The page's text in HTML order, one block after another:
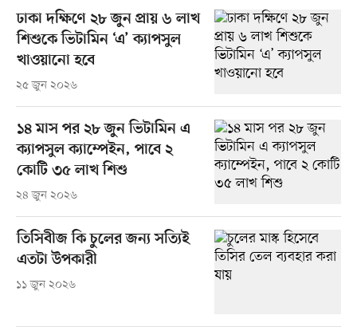
ঢাকা দক্ষিণে ২৮ জুন প্রায় ৬ লাখ
শিশুকে ভিটামিন ‘এ’ ক্যাপসুল
খাওয়ানো হবে
২৫ জুন ২০২৬
১৪ মাস পর ২৮ জুন ভিটামিন এ
ক্যাপসুল ক্যাম্পেইন, পাবে ২
কোটি ৩৫ লাখ শিশু
২৪ জুন ২০২৬
তিসিবীজ কি চুলের জন্য সত্যিই
এতটা উপকারী
১১ জুন ২০২৬